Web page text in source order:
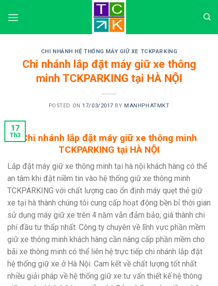
CHI NHÁNH HỆ THỐNG MÁY GIỮ XE TCKPARKING
Chi nhánh lắp đặt máy giữ xe thông
minh TCKPARKING tại HÀ NỘI
POSTED ON17/03/2017 BY MANHPHATMKT
17
Th3
Chi nhánh lắp đặt máy giữ xe thông minh
TCKPARKING tại HÀ NỘI
Lắp đặt máy giữ xe thông minh tại hà nội khách hàng có thể
an tâm khi đặt niềm tin vào hệ thống giữ xe thông minh
TCKPARKING với chất lượng cao ổn định máy quẹt thẻ giữ
xe tại hà thành chúng tôi cung cấp hoạt động bền bỉ thời gian
sử dụng máy giữ xe trên 4 năm vẫn đảm bảo, giá thành chi
phí đầu tư thấp nhất. Công ty chuyên về lĩnh vực phần mềm
giữ xe thông minh khách hàng cần nâng cấp phần mềm cho
bãi xe thông minh có thể liên hệ trực tiếp chi nhánh lắp đặt
hệ thống giữ xe ở Hà Nội. Cam kết về chất lượng tốt nhất
nhiều giải pháp về hệ thống giữ xe tư vấn thiết kế hệ thông